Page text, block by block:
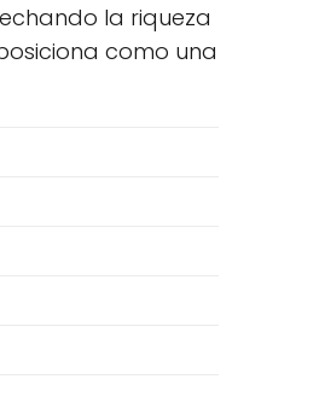
la riqueza
como una